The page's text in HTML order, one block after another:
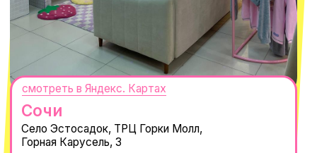
+7 (932) 602-41-15
ПОДПИСАТЬСЯ
СЕКРЕТНЫЕ ПРОМОКОДЫ, ПРИГЛАШЕНИЯ
НА МЕРОПРИЯТИЯ И АНОНСЫ НОВИНОК
РАНЬШЕ ВСЕХ